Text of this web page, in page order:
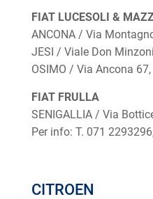
FIAT LUCESOLI &
ANCONA / Via
JESI / Viale Don
OSIMO / Via Ancona
FIAT FRULLA
SENIGALLIA / Via
Per info: T. 071
CITROEN